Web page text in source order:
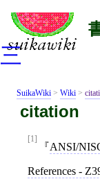
SuikaWiki > Wiki >
citation
[1]
ANSI/
References -
三